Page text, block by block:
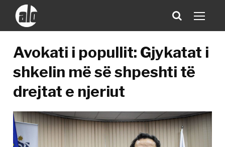
Avokati i popullit: Gjykatat i
shkelin më së shpeshti të
drejtat e njeriut